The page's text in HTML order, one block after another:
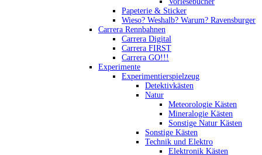
Papeterie & Sticker
Wieso? Weshalb? Warum? Ravensburger
Carrera Rennbahnen
Carrera Digital
Carrera FIRST
Carrera GO!!!
Experimente
Experimentierspielzeug
Detektivkästen
Natur
Meteorologie Kästen
Mineralogie Kästen
Sonstige Natur Kästen
Sonstige Kästen
Technik und Elektro
Elektronik Kästen